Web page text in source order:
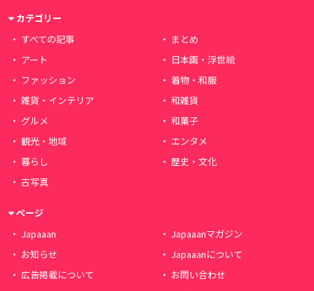
カテゴリー
すべての記事
まとめ
アート
日本画・浮世絵
ファッション
着物・和服
雑貨・インテリア
和雑貨
グルメ
和菓子
観光・地域
エンタメ
暮らし
歴史・文化
古写真
ページ
Japaaan
Japaaanマガジン
お知らせ
Japaaanについて
広告掲載について
お問い合わせ